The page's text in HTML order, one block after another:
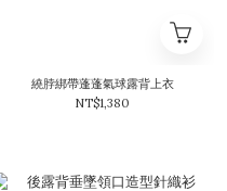
繞脖綁帶蓬蓬氣球露背上衣
NT$1,380